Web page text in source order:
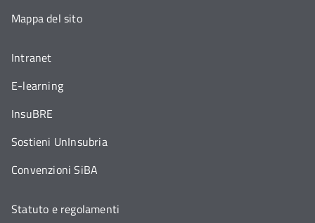
Mappa del sito
Intranet
E-learning
InsuBRE
Sostieni UnInsubria
Convenzioni SiBA
Statuto e regolamenti